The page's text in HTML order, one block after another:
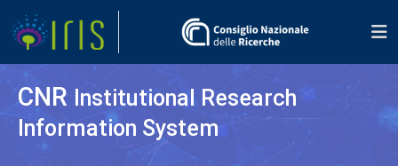
CNR Institutional Research
Information System